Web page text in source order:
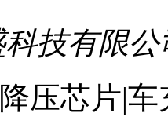
技有限公
压芯片|